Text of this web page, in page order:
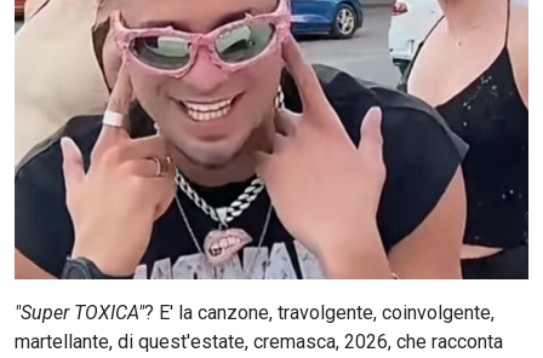
"Super TOXICA"? E' la canzone, travolgente, coinvolgente,
martellante, di quest'estate, cremasca, 2026, che racconta